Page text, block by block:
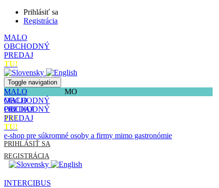
Prihlásiť sa
Registrácia
MALO
OBCHODNÝ
PREDAJ
TU!
Toggle navigation
MALO
OBCHODNÝ
PREDAJ
TU!
MO
MALO
OBCHODNÝ
PREDAJ
TU!
e-shop pre súkromné osoby a firmy mimo gastronómie
PRIHLÁSIŤ SA
REGISTRÁCIA
INTERCIBUS